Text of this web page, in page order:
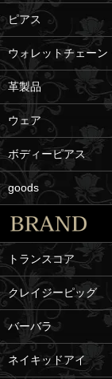
ピアス
ウォレットチェーン
革製品
ウェア
ボディーピアス
goods
トランスコア
クレイジーピッグ
バーバラ
ネイキッドアイ